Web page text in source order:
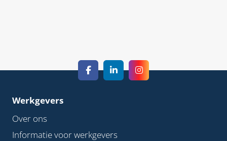
Werkgevers
Over ons
Informatie voor werkgevers